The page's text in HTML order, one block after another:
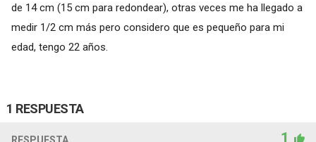
de 14 cm (15 cm para redondear), otras veces me ha llegado a
medir 1/2 cm más pero considero que es pequeño para mi
edad, tengo 22 años.
1 RESPUESTA
1